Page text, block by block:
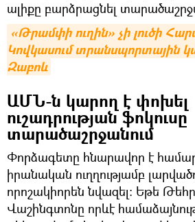
ալիքը բարձրացնել
«Թրամփի ուղին» չի լուծի
Կովկասում տրանսպորտային
Զաբոև
ԱՄՆ-ն կարող է փոխել
ուշադրության ֆոկուսը
տարածաշրջանում
Փորձագետը հնարավոր է
իրանական ուղղությամբ
որոշակիորեն նվազել։ Եթե
Վաշինգտոնը որևէ